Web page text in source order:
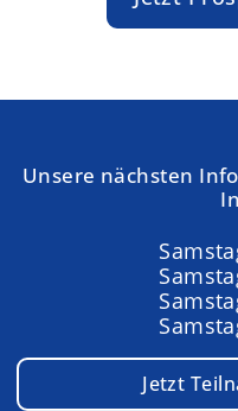
Unsere nächsten
Jetzt